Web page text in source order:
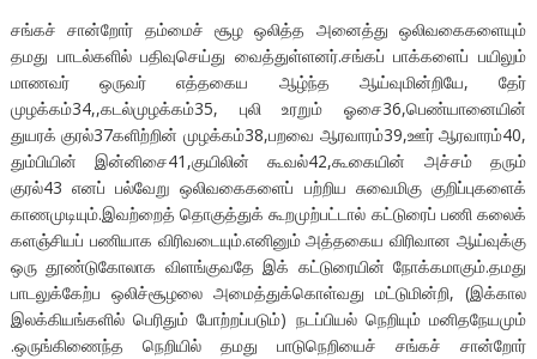
சங்கச் சான்றோர் தம்மைச் சூழ ஒலித்த அனைத்து ஒலிவகைகளையும்
தமது பாடல்களில் பதிவுசெய்து வைத்துள்ளனர்.சங்கப் பாக்களைப் பயிலும்
மாணவர் ஒருவர் எத்தகைய ஆழ்ந்த ஆய்வுமின்றியே, தேர்
முழக்கம்34,,கடல்முழக்கம்35, புலி உரறும் ஓசை36,பெண்யானையின்
துயரக் குரல்37களிற்றின் முழக்கம்38,பறவை ஆரவாரம்39,ஊர் ஆரவாரம்40,
தும்பியின் இன்னிசை41,குயிலின் கூவல்42,கூகையின் அச்சம் தரும்
குரல்43 எனப் பல்வேறு ஒலிவகைகளைப் பற்றிய சுவைமிகு குறிப்புகளைக்
காணமுடியும்.இவற்றைத் தொகுத்துக் கூறமுற்பட்டால் கட்டுரைப் பணி கலைக்
களஞ்சியப் பணியாக விரிவடையும்.எனினும் அத்தகைய விரிவான ஆய்வுக்கு
ஒரு தூண்டுகோலாக விளங்குவதே இக் கட்டுரையின் நோக்கமாகும்.தமது
பாடலுக்கேற்ப ஒலிச்சூழலை அமைத்துக்கொள்வது மட்டுமின்றி, (இக்கால
இலக்கியங்களில் பெரிதும் போற்றப்படும்) நடப்பியல் நெறியும் மனிதநேயமும்
.ஒருங்கிணைந்த நெறியில் தமது பாடுநெறியைச் சங்கச் சான்றோர்